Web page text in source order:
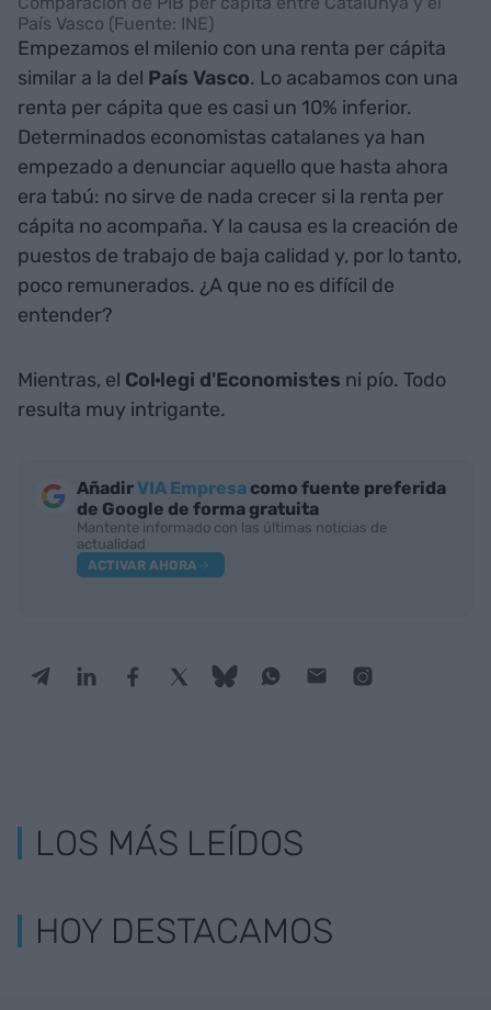
País Vasco (Fuente: INE)
Empezamos el milenio con una renta per cápita
similar a la del País Vasco. Lo acabamos con una
renta per cápita que es casi un 10% inferior.
Determinados economistas catalanes ya han
empezado a denunciar aquello que hasta ahora
era tabú: no sirve de nada crecer si la renta per
cápita no acompaña. Y la causa es la creación de
puestos de trabajo de baja calidad y, por lo tanto,
poco remunerados. ¿A que no es difícil de
entender?
Mientras, el Col·legi d'Economistes ni pío. Todo
resulta muy intrigante.
AñadirVIA Empresa como fuente preferida
de Google de forma gratuita
Mantente informado con las últimas noticias de
actualidad
ACTIVAR AHORA
LOS MÁS LEÍDOS
HOY DESTACAMOS